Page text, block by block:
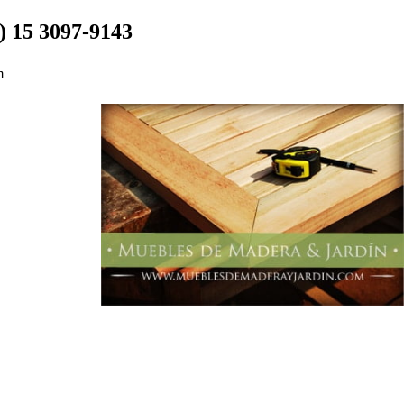
15 3097-9143